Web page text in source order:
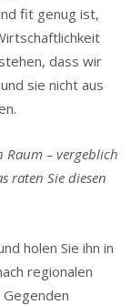
fit genug ist,
dass wir
sie nicht aus
Raum – vergeblich
raten Sie diesen
holen Sie ihn in
regionalen